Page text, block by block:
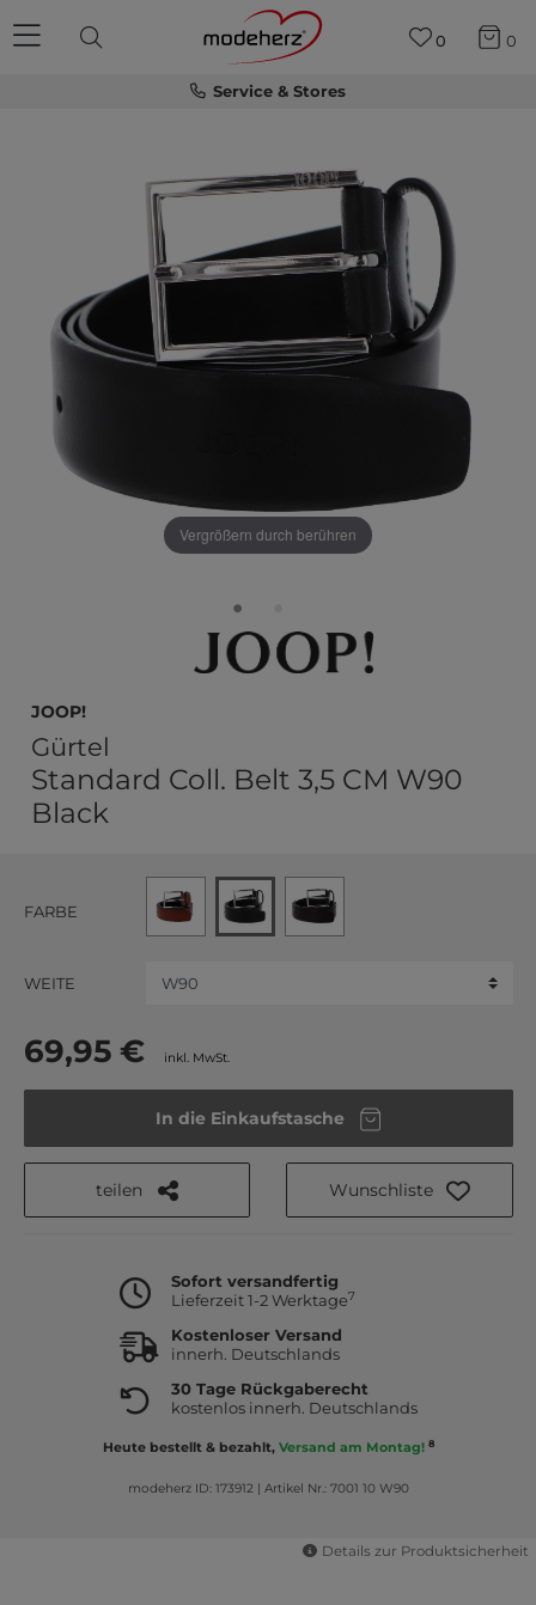
Service & Stores
0 0
Vergrößern durch berühren
JOOP!
Gürtel
Standard Coll. Belt 3,5 CM W90
Black
FARBE
WEITE
69,95 € inkl. MwSt.
In die Einkaufstasche
teilen Wunschliste
Sofort versandfertig
Lieferzeit 1-2 Werktage7
Kostenloser Versand
innerh. Deutschlands
30 Tage Rückgaberecht
kostenlos innerh. Deutschlands
Heute bestellt & bezahlt, Versand am Montag! 8
modeherz ID: 173912| Artikel Nr.: 7001 10 W90
Details zur Produktsicherheit